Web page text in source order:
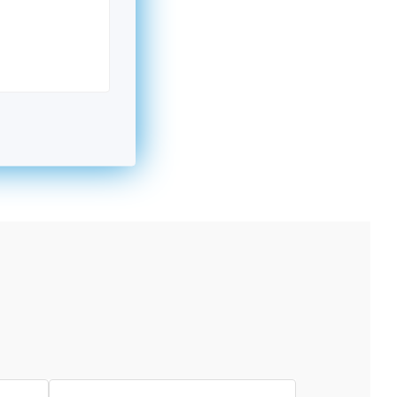
subjekt, komerčný alebo nekomerčný,
agentúra aktívne zapojená a efektívne